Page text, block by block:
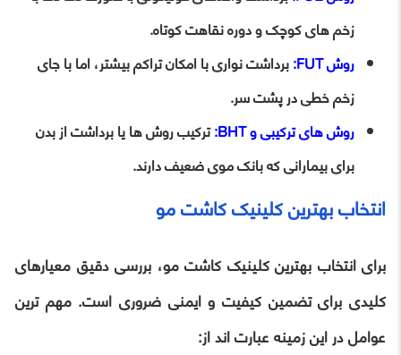
زخم‌ های کوچک و دوره نقاهت کوتاه.
روش FUT:
برداشت نواری با امکان تراکم بیشتر، اما با جای
زخم خطی در پشت سر.
روش‌ های ترکیبی و BHT:
ترکیب روش‌ ها یا برداشت از بدن
برای بیمارانی که بانک موی ضعیف دارند.
انتخاب بهترین کلینیک کاشت مو
برای انتخاب بهترین کلینیک کاشت مو، بررسی دقیق معیارهای
کلیدی برای تضمین کیفیت و ایمنی ضروری است. مهم‌ ترین
عوامل در این زمینه عبارت‌ اند از: